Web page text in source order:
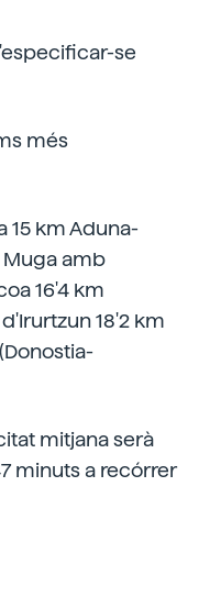
se
més
15 km Aduna-
Muga amb
16'4 km
18'2 km
mitjana serà
minuts a recórrer